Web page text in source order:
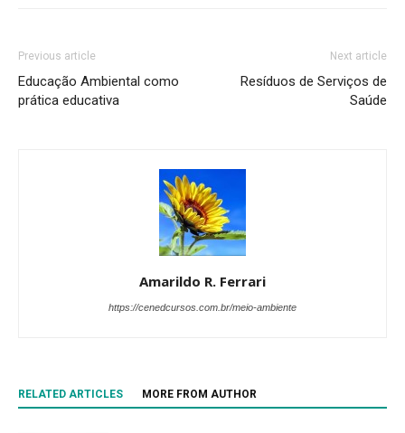
Previous article
Educação Ambiental como
prática educativa
Next article
Resíduos de Serviços de
Saúde
Amarildo R. Ferrari
https://cenedcursos.com.br/meio-ambiente
RELATED ARTICLES MORE FROM AUTHOR